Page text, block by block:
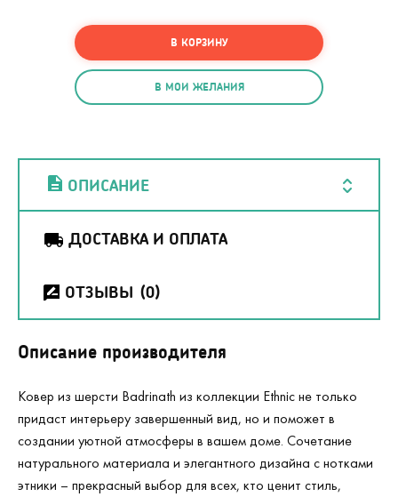
В КОРЗИНУ
В МОИ ЖЕЛАНИЯ
ОПИСАНИЕ
ДОСТАВКА И ОПЛАТА
ОТЗЫВЫ (0)
Описание производителя
Ковер из шерсти Badrinath из коллекции Ethnic не только
придаст интерьеру завершенный вид, но и поможет в
создании уютной атмосферы в вашем доме. Сочетание
натурального материала и элегантного дизайна с нотками
этники – прекрасный выбор для всех, кто ценит стиль,